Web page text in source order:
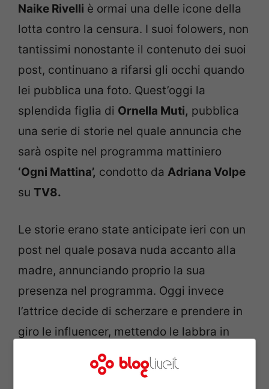
Naike Rivelli è ormai una delle icone della
lotta contro la censura. I suoi folowers, non
tantissimi nonostante il contenuto dei suoi
post, continuano a rifarsi gli occhi quando
lei pubblica una foto. Quest’oggi la
splendida figlia di Ornella Muti, pubblica
una serie di storie nel quale annuncia che
sarà ospite nel programma mattiniero
‘Ogni Mattina’, condotto da Adriana Volpe
su TV8.
Le storie erano state anticipate ieri con un
post nel quale posava nuda accanto alla
madre, annunciando proprio la sua
presenza nel programma. Oggi invece
l’attrice decide di scherzare e prendere in
giro le influencer, mettendo le labbra in